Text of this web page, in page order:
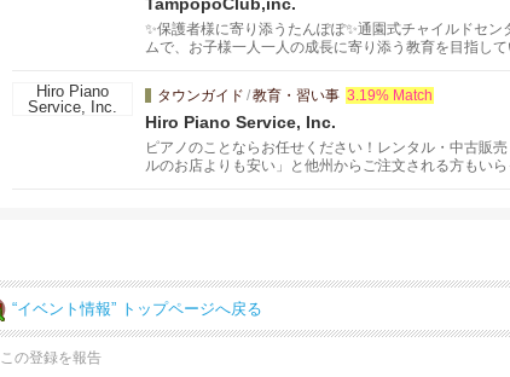
✨保護者様に寄り添うたんぽぽ✨通園式チャイルドセ
ムで、お子様一人一人の成長に寄り添う教育を目指し
タウンガイド /教育・習い事 3.19% Match
Hiro Piano Service, Inc.
ピアノのことならお任せください！レンタル・中古販
ルのお店よりも安い」と他州からご注文される方もい
“イベント情報” トップページへ戻る
この登録を報告